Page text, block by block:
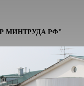
МИНТРУДА РФ"